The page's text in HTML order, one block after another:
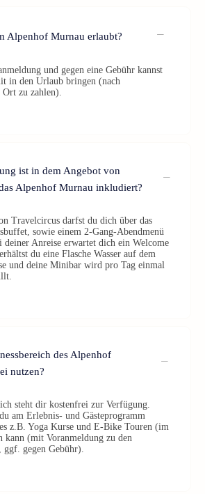
Alpenhof Murnau erlaubt?
und gegen eine Gebühr kannst
in den Urlaub bringen (nach
zu zahlen).
ist in dem Angebot von
Alpenhof Murnau inkludiert?
Travelcircus darfst du dich über das
sowie einem 2-Gang-Abendmenü
deiner Anreise erwartet dich ein Welcome
du eine Flasche Wasser auf dem
und deine Minibar wird pro Tag einmal
des Alpenhof
nutzen?
steht dir kostenfrei zur Verfügung.
am Erlebnis- und Gästeprogramm
z.B. Yoga Kurse und E-Bike Touren (im
kann (mit Voranmeldung zu den
gegen Gebühr).